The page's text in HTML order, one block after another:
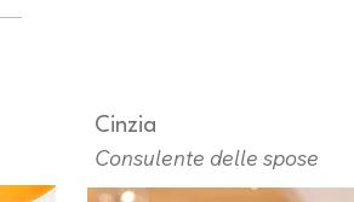
Cinzia
Consulente delle spose